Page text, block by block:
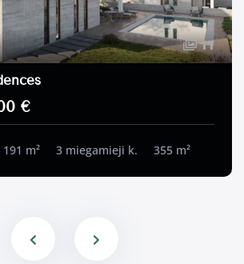
11
€
m² 3 miegamieji k. 355 m²